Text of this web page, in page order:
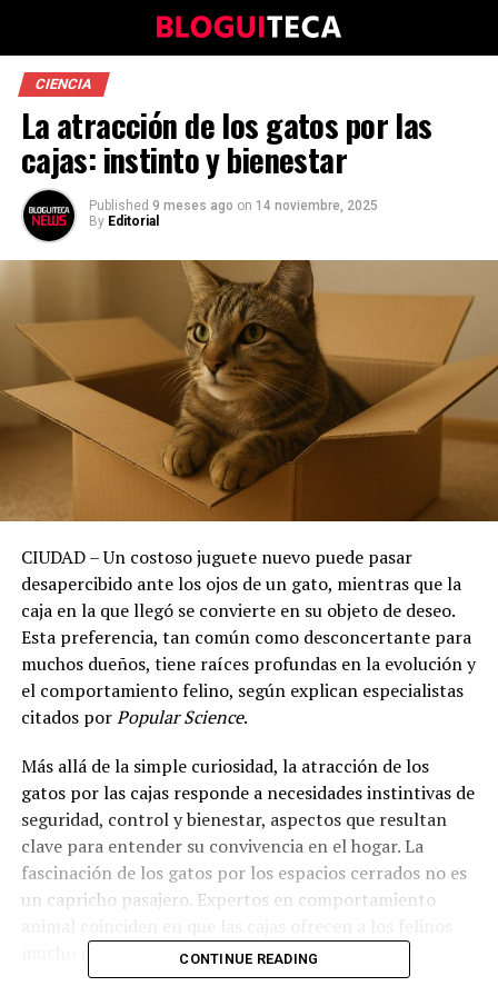
CIENCIA
La atracción de los gatos por las
cajas: instinto y bienestar
Published 9 meses ago on 14 noviembre, 2025
By Editorial
CIUDAD – Un costoso juguete nuevo puede pasar
desapercibido ante los ojos de un gato, mientras que la
caja en la que llegó se convierte en su objeto de deseo.
Esta preferencia, tan común como desconcertante para
muchos dueños, tiene raíces profundas en la evolución y
el comportamiento felino, según explican especialistas
citados porPopular Science.
Más allá de la simple curiosidad, la atracción de los
gatos por las cajas responde a necesidades instintivas de
seguridad, control y bienestar, aspectos que resultan
clave para entender su convivencia en el hogar. La
fascinación de los gatos por los espacios cerrados no es
un capricho pasajero. Expertos en comportamiento
mucho más que un simple escondite.
CONTINUE READING